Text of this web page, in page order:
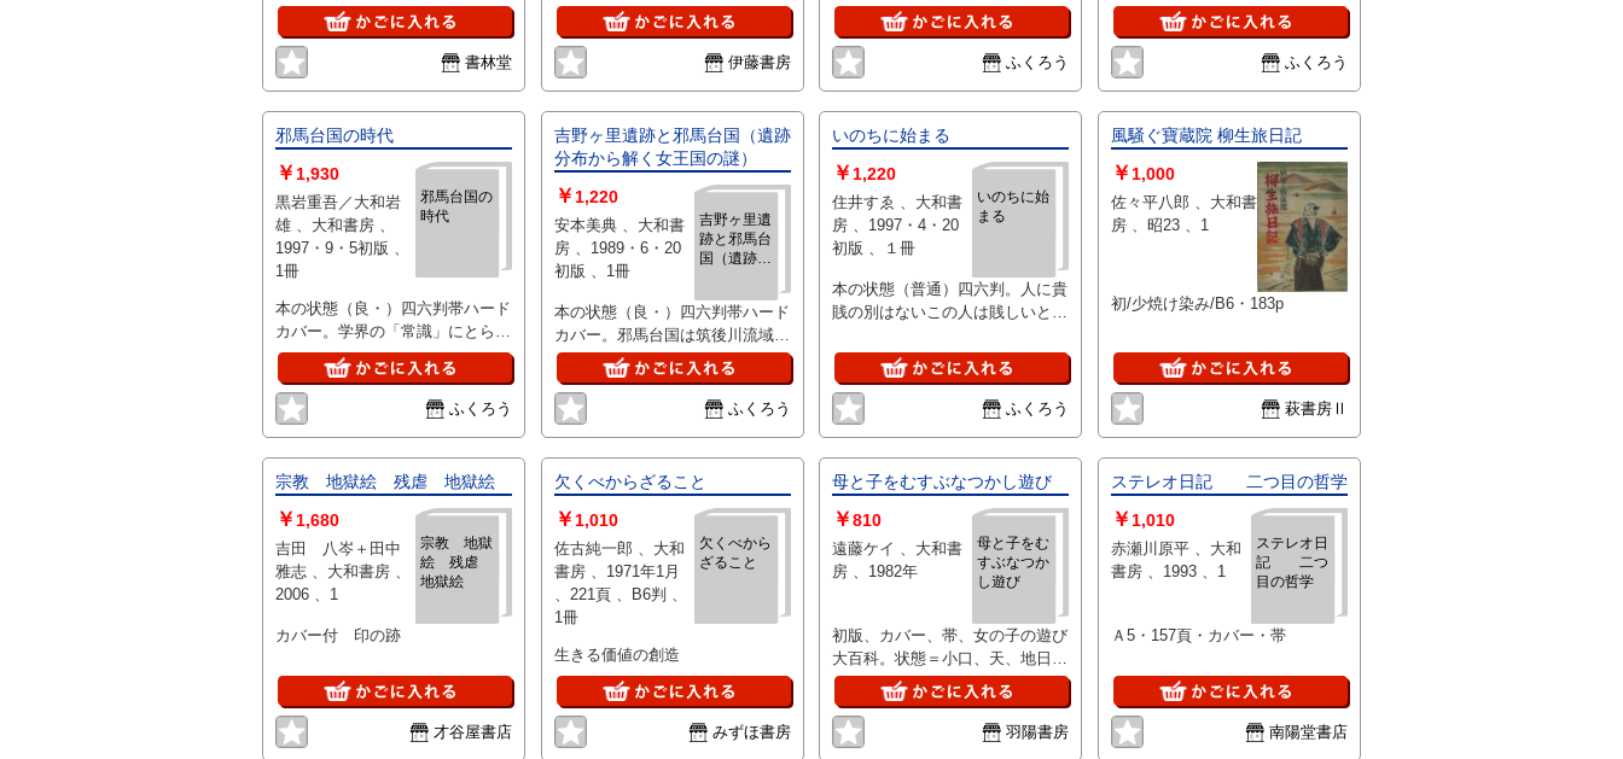
書林堂 伊藤書房 ふくろう
人伝という歴史書に記載されてい
る日本最古の謎の女王である
ふくろう
邪馬台国の時代
邪馬台国の
時代
￥1,930
黒岩重吾／大和岩
雄 、大和書房 、
1997・9・5初版 、
1冊
本の状態（良・）四六判帯ハード
カバー。学界の「常識」にとらわ
れることなく複眼的視点で論じる
＜新しい日本古代史＞
ふくろう
吉野ヶ里遺跡と邪馬台国（遺跡
分布から解く女王国の謎）
吉野ヶ里遺
跡と邪馬台
国（遺跡分
女王国の
謎）
￥1,220
安本美典 、大和書
房 、1989・6・20
初版 、1冊
本の状態（良・）四六判帯ハード
カバー。邪馬台国は筑後川流域に
あった
ふくろう
いのちに始まる
いのちに始
まる
￥1,220
住井すゑ 、大和書
房 、1997・4・20
初版 、１冊
本の状態（普通）四六判。人に貴
賎の別はないこの人は賎しいとい
念がなくならないかぎり
ふくろう
風騒ぐ寶蔵院 柳生旅日記
￥1,000
佐々平八郎 、大和書
房 、昭23 、1
初/少焼け染み/B6・183p
萩書房Ⅱ
宗教 地獄絵 残虐 地獄絵
宗教 地獄
絵 残虐
地獄絵
￥ 1,680
吉田 八岑＋田中
雅志 、大和書房 、
2006 、1
カバー付 印の跡
才谷屋書店
欠くべからざること
欠くべから
ざること
￥ 1,010
佐古純一郎 、大和
書房 、1971年1月
、221頁 、B6判 、
1冊
生きる価値の創造
みずほ書房
母と子をむすぶなつかし遊び
母と子をむ
すぶなつか
し遊び
￥810
遠藤ケイ 、大和書
房 、1982年
初版、カバー、帯、女の子の遊び
大百科。状態＝小口、天、地日焼
けシミあり、カバー帯少し切れ背
日焼けあり。
羽陽書房
ステレオ日記 二つ目の哲学
ステレオ日
記 二つ
目の哲学
￥ 1,010
赤瀬川原平 、大和
書房 、1993 、1
Ａ5・157頁・カバー・帯
南陽堂書店